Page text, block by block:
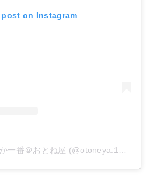
on Instagram